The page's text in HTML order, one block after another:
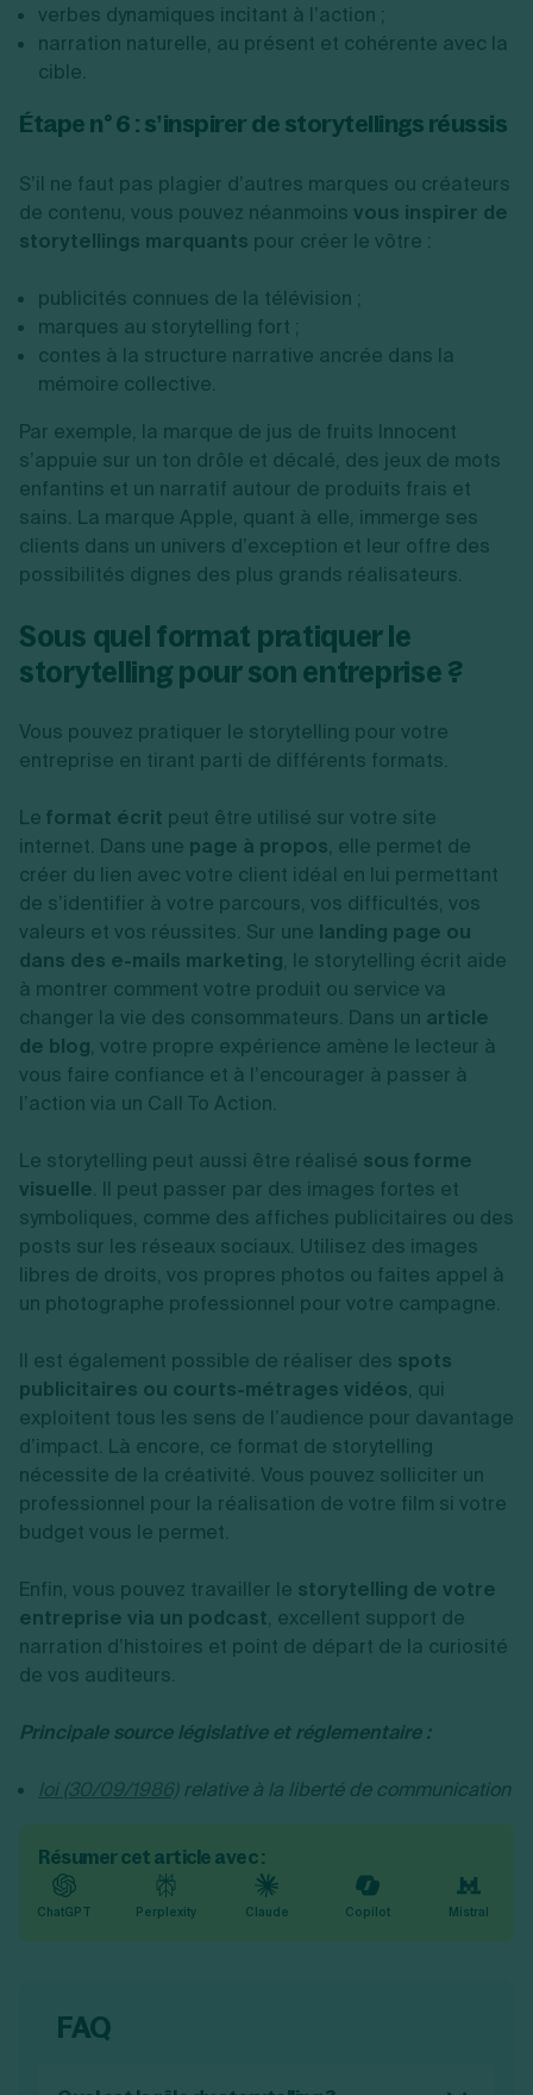
verbes dynamiques incitant à l’action ;
narration naturelle, au présent et cohérente avec la
cible.
Étape n° 6 : s’inspirer de storytellings réussis
S’il ne faut pas plagier d’autres marques ou créateurs
de contenu, vous pouvez néanmoins vous inspirer de
storytellings marquants pour créer le vôtre :
publicités connues de la télévision ;
marques au storytelling fort ;
contes à la structure narrative ancrée dans la
mémoire collective.
Par exemple, la marque de jus de fruits Innocent
s’appuie sur un ton drôle et décalé, des jeux de mots
enfantins et un narratif autour de produits frais et
sains. La marque Apple, quant à elle, immerge ses
clients dans un univers d’exception et leur offre des
possibilités dignes des plus grands réalisateurs.
Sous quel format pratiquer le
storytelling pour son entreprise ?
Vous pouvez pratiquer le storytelling pour votre
entreprise en tirant parti de différents formats.
Le format écrit peut être utilisé sur votre site
internet. Dans une page à propos, elle permet de
créer du lien avec votre client idéal en lui permettant
de s’identifier à votre parcours, vos difficultés, vos
valeurs et vos réussites. Sur une landing page ou
dans des e-mails marketing, le storytelling écrit aide
à montrer comment votre produit ou service va
changer la vie des consommateurs. Dans un article
de blog, votre propre expérience amène le lecteur à
vous faire confiance et à l’encourager à passer à
l’action via un Call To Action.
Le storytelling peut aussi être réalisé sous forme
visuelle. Il peut passer par des images fortes et
symboliques, comme des affiches publicitaires ou des
posts sur les réseaux sociaux. Utilisez des images
libres de droits, vos propres photos ou faites appel à
un photographe professionnel pour votre campagne.
Il est également possible de réaliser des spots
publicitaires ou courts-métrages vidéos, qui
exploitent tous les sens de l’audience pour davantage
d’impact. Là encore, ce format de storytelling
nécessite de la créativité. Vous pouvez solliciter un
professionnel pour la réalisation de votre film si votre
budget vous le permet.
Enfin, vous pouvez travailler le storytelling de votre
entreprise via un podcast, excellent support de
narration d’histoires et point de départ de la curiosité
de vos auditeurs.
Principale source législative et réglementaire :
loi (30/09/1986) relative à la liberté de communication
Résumer cet article avec :
ChatGPT Perplexity Claude Copilot Mistral
FAQ